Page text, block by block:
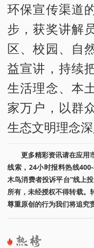
环保宣传渠道
步，获奖讲解
区、校园、自
益宣讲，持续
生活理念、本
家万户，以群
生态文明理念深
更多精彩资讯请在应用
线索，24小时报料热线
木鸟消费者投诉平台”线上
所有，未经授权不得转载
尊重原创的行为我们将追究